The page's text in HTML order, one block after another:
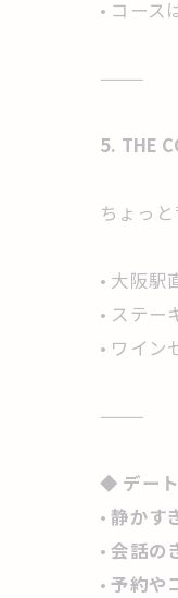
• コース
⸻
5. THE
ちょっ
• 大阪駅
• ステー
• ワイン
⸻
◆ デー
•静かす
•会話の
•予約や